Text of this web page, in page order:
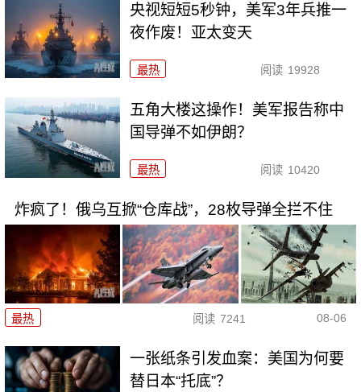
央视短短5秒钟，美军3年兵推一
夜作废！亚太变天
最热 阅读 19928
五角大楼这操作！美军报告称中
国导弹不如伊朗？
最热 阅读 10420
炸疯了！俄乌互掀“仓库战”，28枚导弹全拦不住
最热 阅读 7241 08-06
一张纸条引发血案：美国为何要
替日本“托底”？